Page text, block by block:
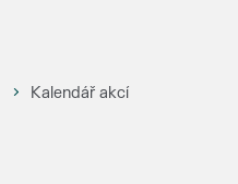
Kalendář akcí